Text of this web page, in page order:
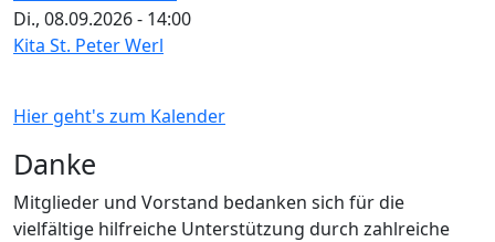
Di., 08.09.2026 - 14:00
Kita St. Peter Werl
Hier geht's zum Kalender
Danke
Mitglieder und Vorstand bedanken sich für die
vielfältige hilfreiche Unterstützung durch zahlreiche